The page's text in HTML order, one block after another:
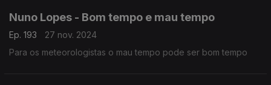
Nuno Lopes - Bom tempo e mau tempo
Ep. 193
27 nov. 2024
Para os meteorologistas o mau tempo pode ser bom tempo